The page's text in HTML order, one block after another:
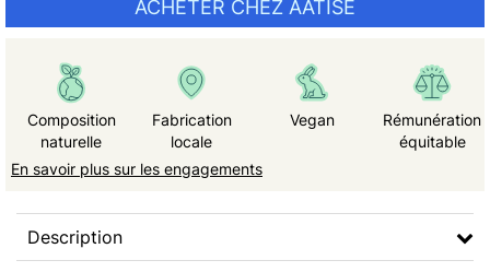
ACHETER CHEZ AATISE
Composition
naturelle
Fabrication
locale
Vegan
Rémunération
équitable
En savoir plus sur les engagements
Description